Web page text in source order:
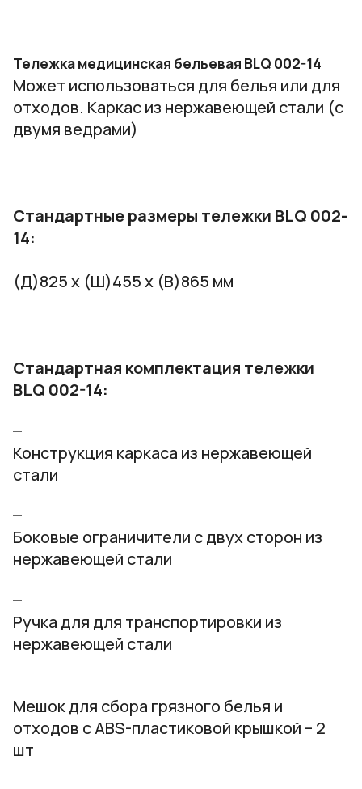
Тележка медицинская бельевая BLQ 002-14
Может использоваться для белья или для
отходов. Каркас из нержавеющей стали (с
двумя ведрами)
Стандартные размеры тележки BLQ 002-
14:
(Д)825 х (Ш)455 х (В)865 мм
Стандартная комплектация тележки
BLQ 002-14:
Конструкция каркаса из нержавеющей
стали
Боковые ограничители с двух сторон из
нержавеющей стали
Ручка для для транспортировки из
нержавеющей стали
Мешок для сбора грязного белья и
отходов c ABS-пластиковой крышкой – 2
шт